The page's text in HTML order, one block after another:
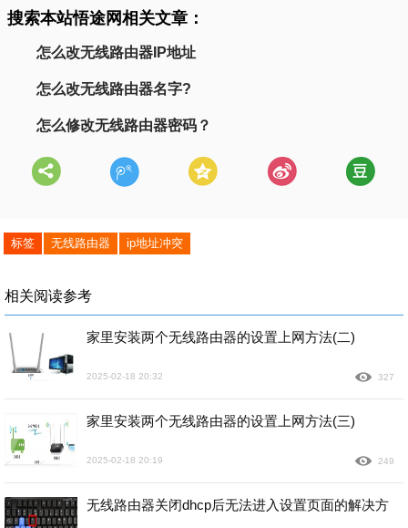
搜索本站悟途网相关文章：
怎么改无线路由器IP地址
怎么改无线路由器名字?
怎么修改无线路由器密码？
标签 无线路由器 ip地址冲突
相关阅读参考
家里安装两个无线路由器的设置上网方法(二)
2025-02-18 20:32 327
家里安装两个无线路由器的设置上网方法(三)
2025-02-18 20:19 249
无线路由器关闭dhcp后无法进入设置页面的解决方